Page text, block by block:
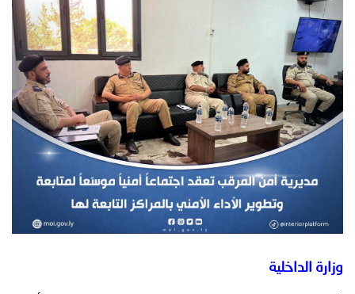
إنجازات
توعوية
الخدمات
الإلكترونية
صور
وفيديو
مجلة
أصداء
الأمانة
إعلانات
من
نحن
اتصل
بنا
وزارة الداخلية